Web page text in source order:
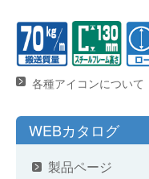
各種アイコンについて
WEBカタログ
製品ページ